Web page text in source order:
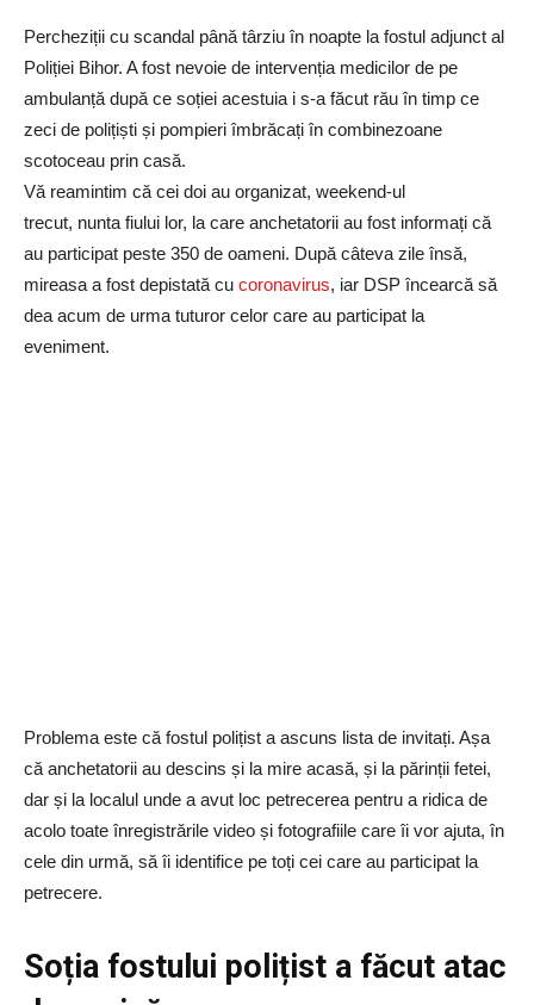
Percheziții cu scandal până târziu în noapte la fostul adjunct al
Poliției Bihor. A fost nevoie de intervenția medicilor de pe
ambulanță după ce soției acestuia i s-a făcut rău în timp ce
zeci de polițiști și pompieri îmbrăcați în combinezoane
scotoceau prin casă.
Vă reamintim că cei doi au organizat, weekend-ul
trecut, nunta fiului lor, la care anchetatorii au fost informați că
au participat peste 350 de oameni. După câteva zile însă,
mireasa a fost depistată cu coronavirus, iar DSP încearcă să
dea acum de urma tuturor celor care au participat la
eveniment.
Problema este că fostul polițist a ascuns lista de invitați. Așa
că anchetatorii au descins și la mire acasă, și la părinții fetei,
dar și la localul unde a avut loc petrecerea pentru a ridica de
acolo toate înregistrările video și fotografiile care îi vor ajuta, în
cele din urmă, să îi identifice pe toți cei care au participat la
petrecere.
Soția fostului polițist a făcut atac